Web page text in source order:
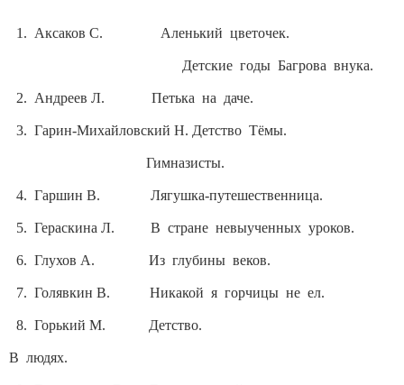
1. Аксаков С. Аленький цветочек.
Детские годы Багрова внука.
2. Андреев Л. Петька на даче.
3. Гарин-Михайловский Н. Детство Тёмы.
Гимназисты.
4. Гаршин В. Лягушка-путешественница.
5. Гераскина Л. В стране невыученных уроков.
6. Глухов А. Из глубины веков.
7. Голявкин В. Никакой я горчицы не ел.
8. Горький М. Детство.
В людях.